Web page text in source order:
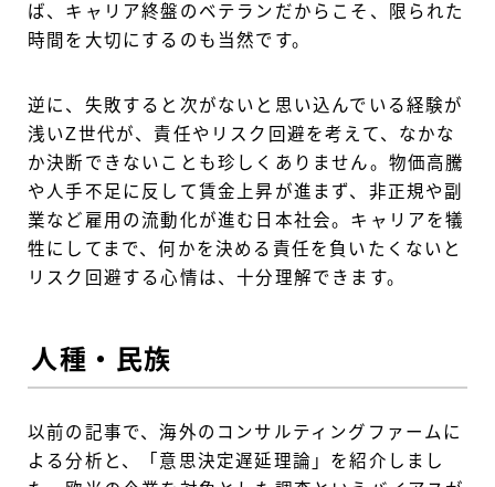
ば、キャリア終盤のベテランだからこそ、限られた
時間を大切にするのも当然です。
逆に、失敗すると次がないと思い込んでいる経験が
浅いZ世代が、責任やリスク回避を考えて、なかな
か決断できないことも珍しくありません。物価高騰
や人手不足に反して賃金上昇が進まず、非正規や副
業など雇用の流動化が進む日本社会。キャリアを犠
牲にしてまで、何かを決める責任を負いたくないと
リスク回避する心情は、十分理解できます。
人種・民族
以前の記事で、海外のコンサルティングファームに
よる分析と、「意思決定遅延理論」を紹介しまし